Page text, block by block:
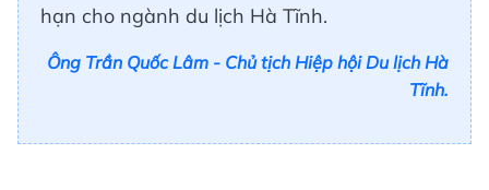
hạn cho ngành du lịch Hà Tĩnh.
Ông Trần Quốc Lâm - Chủ tịch Hiệp hội Du lịch Hà
Tĩnh.